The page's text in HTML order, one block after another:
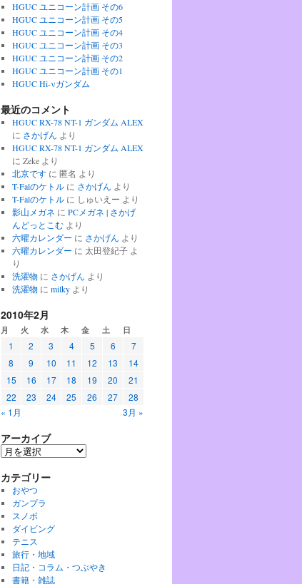
HGUC ユニコーン計画 その6
HGUC ユニコーン計画 その5
HGUC ユニコーン計画 その4
HGUC ユニコーン計画 その3
HGUC ユニコーン計画 その2
HGUC ユニコーン計画 その1
HGUC Hi-νガンダム
最近のコメント
HGUC RX-78 NT-1 ガンダム ALEX
に さかげん より
HGUC RX-78 NT-1 ガンダム ALEX
に Zekeより
北京ですに 匿名 より
T-Falのケトルに さかげん より
T-Falのケトルに しゅいえー より
影山メガネ に PCメガネ | さかげ
んどっとこむより
六曜カレンダー に さかげん より
六曜カレンダー に 太田登紀子よ
り
洗濯物 に さかげん より
洗濯物 に milkyより
2010年2月
月 火 水 木 金 土 日
« 1月 3月 »
1 2 3 4 5 6
7
8
9 10 11 12 13
14
15
16 17 18 19 20
21
22
23 24 25 26 27 28
アーカイブ
ア
カ
イ
ブ
カテゴリー
おやつ
ガンプラ
スノボ
ダイビング
テニス
旅行・地域
日記・コラム・つぶやき
書籍・雑誌